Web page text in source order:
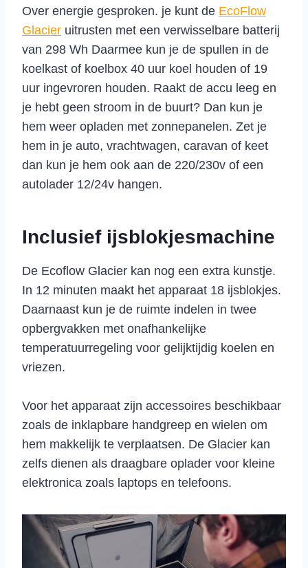
Over energie gesproken. je kunt de EcoFlow
Glacier uitrusten met een verwisselbare batterij
van 298 Wh Daarmee kun je de spullen in de
koelkast of koelbox 40 uur koel houden of 19
uur ingevroren houden. Raakt de accu leeg en
je hebt geen stroom in de buurt? Dan kun je
hem weer opladen met zonnepanelen. Zet je
hem in je auto, vrachtwagen, caravan of keet
dan kun je hem ook aan de 220/230v of een
autolader 12/24v hangen.
Inclusief ijsblokjesmachine
De Ecoflow Glacier kan nog een extra kunstje.
In 12 minuten maakt het apparaat 18 ijsblokjes.
Daarnaast kun je de ruimte indelen in twee
opbergvakken met onafhankelijke
temperatuurregeling voor gelijktijdig koelen en
vriezen.
Voor het apparaat zijn accessoires beschikbaar
zoals de inklapbare handgreep en wielen om
hem makkelijk te verplaatsen. De Glacier kan
zelfs dienen als draagbare oplader voor kleine
elektronica zoals laptops en telefoons.